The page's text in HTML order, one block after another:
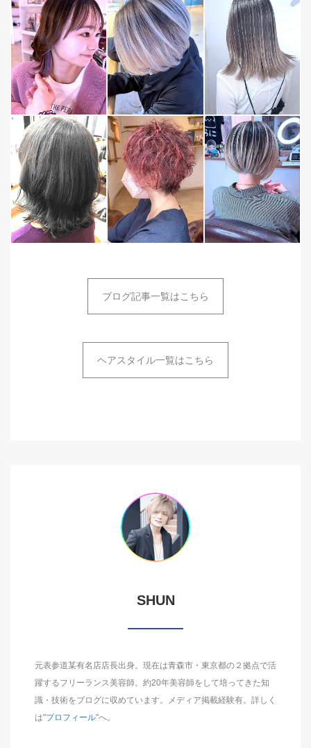
ブログ記事一覧はこちら
ヘアスタイル一覧はこちら
SHUN
元表参道某有名店店長出身。現在は青森市・東京都の２拠点で活
躍するフリーランス美容師。約20年美容師をして培ってきた知
識・技術をブログに収めています。メディア掲載経験有。詳しく
は"プロフィール"へ。